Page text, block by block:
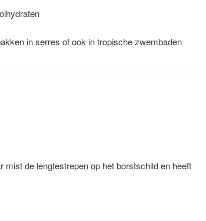
in serres of ook in tropische zwembaden
de lengtestrepen op het borstschild en heeft